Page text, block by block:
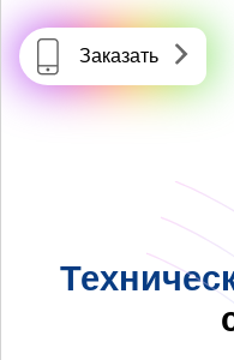
Заказать